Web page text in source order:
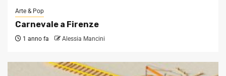
Arte & Pop
Carnevale a Firenze
1 anno fa Alessia Mancini